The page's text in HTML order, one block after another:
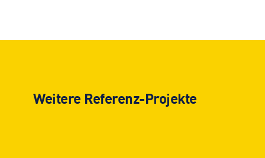
Weitere Referenz-Projekte